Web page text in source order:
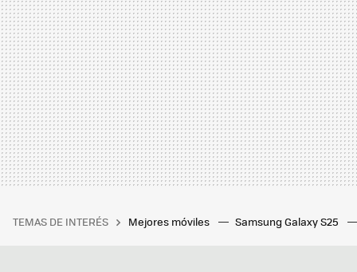
TEMAS DE INTERÉS Mejores móviles Samsung Galaxy S25